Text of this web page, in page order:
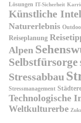
Lösungen IT-Sicherheit
Künstliche
Naturerlebnis
Reiseplanung
Alpen
Selbstfürsorge
Stressabbau
Stressmanagement
Technologische
Weltkulturerbe